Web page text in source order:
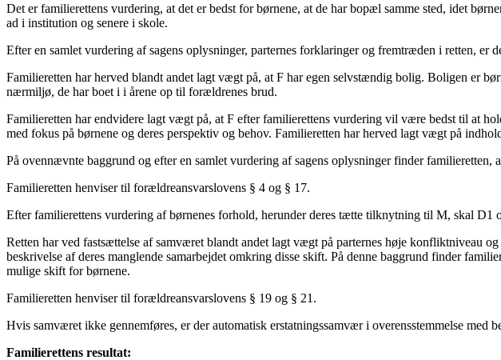
Det er familierettens vurdering, at det er bedst for børnene, at de har bopæl samme sted, idet
ad i institution og senere i skole.
Efter en samlet vurdering af sagens oplysninger, parternes forklaringer og fremtræden i retten,
Familieretten har herved blandt andet lagt vægt på, at F har egen selvstændig bolig. Boligen er
nærmiljø, de har boet i i årene op til forældrenes brud.
Familieretten har endvidere lagt vægt på, at F efter familierettens vurdering vil være bedst til at
med fokus på børnene og deres perspektiv og behov. Familieretten har herved lagt vægt på
På ovennævnte baggrund og efter en samlet vurdering af sagens oplysninger finder familieretten,
Familieretten henviser til forældreansvarslovens § 4 og § 17.
Efter familierettens vurdering af børnenes forhold, herunder deres tætte tilknytning til M, skal D1
Retten har ved fastsættelse af samværet blandt andet lagt vægt på parternes høje konfliktniveau
beskrivelse af deres manglende samarbejdet omkring disse skift. På denne baggrund finder
mulige skift for børnene.
Familieretten henviser til forældreansvarslovens § 19 og § 21.
Hvis samværet ikke gennemføres, er der automatisk erstatningssamvær i overensstemmelse
Familierettens resultat: